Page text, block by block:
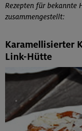
Rezepten für bekannte
zusammengestellt:
Karamellisierter
Link-Hütte